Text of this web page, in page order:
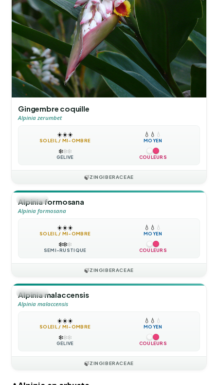
Gingembre coquille
Alpinia zerumbet
☀️☀️☀️
SOLEIL / MI-OMBRE
💧 💧 💧
MOYEN
❄️❄️❄️
GÉLIVE COULEURS
🍃ZINGIBERACEAE
🪴VIVACE
Alpinia formosana
Alpinia formosana
☀️☀️☀️
SOLEIL / MI-OMBRE
💧 💧 💧
MOYEN
❄️❄️❄️
SEMI-RUSTIQUE COULEURS
🍃ZINGIBERACEAE
🪴VIVACE
Alpinia malaccensis
Alpinia malaccensis
☀️☀️☀️
SOLEIL / MI-OMBRE
💧 💧 💧
MOYEN
❄️❄️❄️
GÉLIVE COULEURS
🍃ZINGIBERACEAE